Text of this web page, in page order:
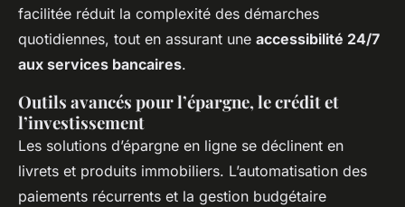
facilitée réduit la complexité des démarches
quotidiennes, tout en assurant une accessibilité 24/7
aux services bancaires.
Outils avancés pour l’épargne, le crédit et
l’investissement
Les solutions d’épargne en ligne se déclinent en
livrets et produits immobiliers. L’automatisation des
paiements récurrents et la gestion budgétaire